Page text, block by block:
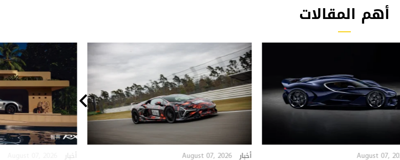
أهم المقالات
August 07, أخبار August 07, 2026 أخبار